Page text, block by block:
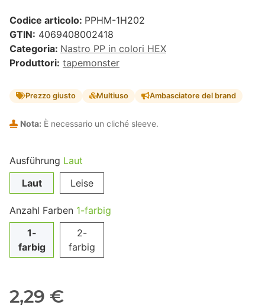
Codice articolo: PPHM-1H202
GTIN: 4069408002418
Categoria: Nastro PP in colori HEX
Produttori: tapemonster
Prezzo giusto Multiuso Ambasciatore del brand
Nota: È necessario un cliché sleeve.
Ausführung Laut
Laut
Leise
Anzahl Farben 1-farbig
1-
farbig
2-
farbig
2,29 €